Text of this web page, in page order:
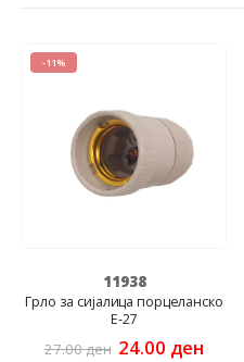
-11%
11938
Грло за сијалица порцеланско
E-27
27.00ден Original
24.00 ден